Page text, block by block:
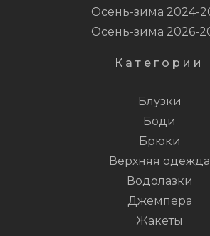
Осень-зима 2024-
Осень-зима 2026-
Категории
Блузки
Боди
Брюки
Верхняя одежда
Водолазки
Джемпера
Жакеты